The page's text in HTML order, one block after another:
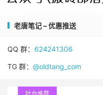
老唐笔记 – 优惠推送
QQ 群： 624241306
TG 群： @oldtang_com